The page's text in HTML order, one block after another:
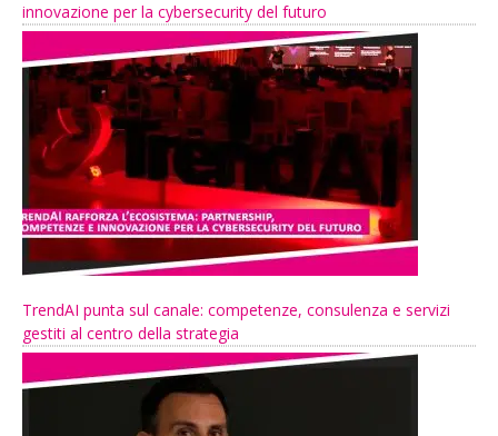
innovazione per la cybersecurity del futuro
TrendAI punta sul canale: competenze, consulenza e servizi
gestiti al centro della strategia